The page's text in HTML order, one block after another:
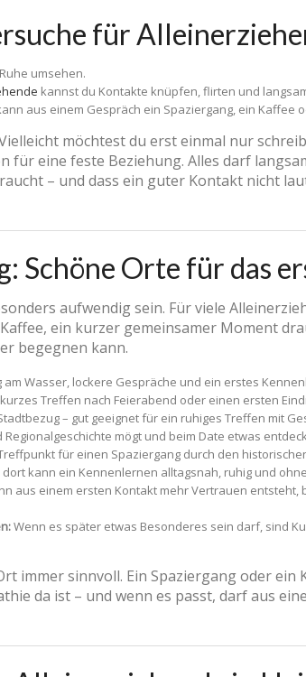
für
umsehen.
kannst du Kontakte knüpfen, flirten und
aus einem Gespräch ein Spaziergang, ein Kaffee
möchtest du erst einmal nur
für eine feste Beziehung. Alles darf
– und dass ein guter Kontakt nicht
Schöne Orte für das
aufwendig sein. Für viele
ein kurzer gemeinsamer Moment
begegnen kann.
Wasser, lockere Gespräche und ein erstes
Treffen nach Feierabend oder einen ersten
– gut geeignet für ein ruhiges Treffen mit
mögt und beim Date etwas
für einen Spaziergang durch den
dort kann ein Kennenlernen alltagsnah, ruhig und
aus einem ersten Kontakt mehr Vertrauen entsteht,
Wenn es später etwas Besonderes sein darf, sind
immer sinnvoll. Ein Spaziergang oder
da ist – und wenn es passt, darf aus